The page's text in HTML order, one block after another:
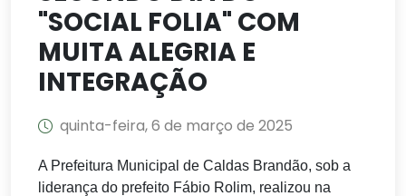
"SOCIAL FOLIA" COM
MUITA ALEGRIA E
INTEGRAÇÃO
quinta-feira, 6 de março de 2025
A Prefeitura Municipal de Caldas Brandão, sob a
liderança do prefeito Fábio Rolim, realizou na